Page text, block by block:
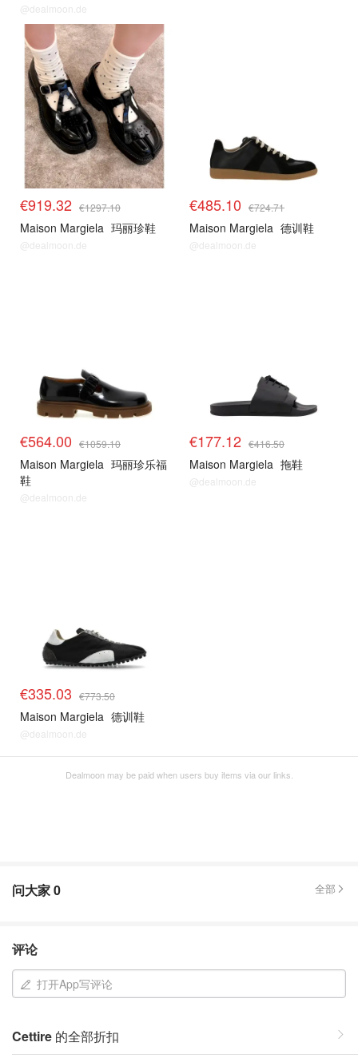
@dealmoon.de
€919.32 €1297.10
Maison Margiela 玛丽珍鞋
@dealmoon.de
€485.10 €724.71
Maison Margiela 德训鞋
@dealmoon.de
€564.00 €1059.10
Maison Margiela 玛丽珍乐福
鞋
@dealmoon.de
€177.12 €416.50
Maison Margiela 拖鞋
@dealmoon.de
€335.03 €773.50
Maison Margiela 德训鞋
@dealmoon.de
Dealmoon may be paid when users buy items via our links.
问大家0 全部
评论
打开App写评论
Cettire 的全部折扣